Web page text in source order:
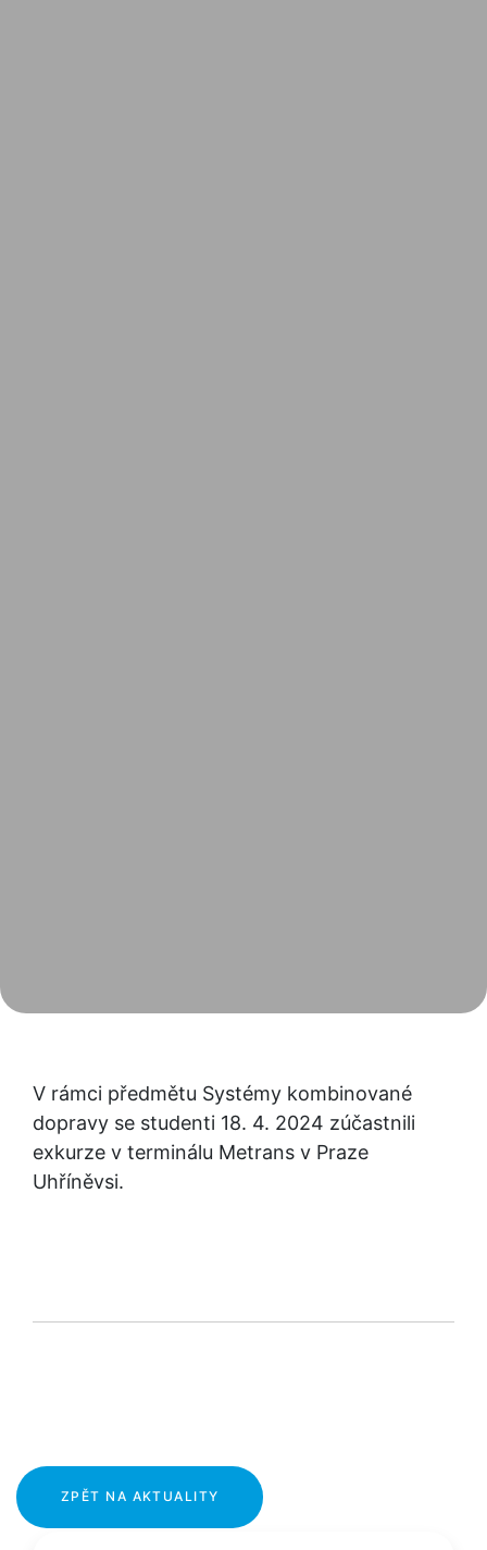
V rámci předmětu Systémy kombinované
dopravy se studenti 18. 4. 2024 zúčastnili
exkurze v terminálu Metrans v Praze
Uhříněvsi.
ZPĚT NA AKTUALITY